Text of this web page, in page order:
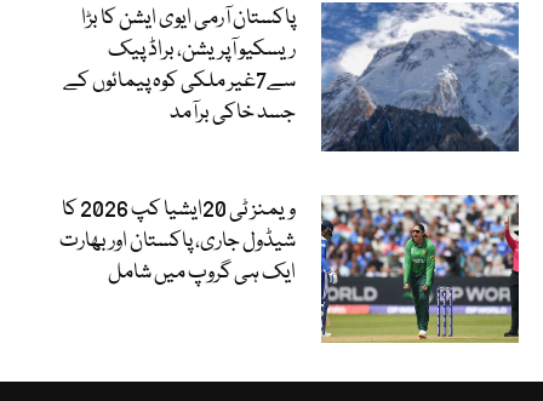
پاکستان آرمی ایوی ایشن کا بڑا
ریسکیو آپریشن، براڈ پیک
سے7غیر ملکی کوہ پیمائوں کے
جسد خاکی برآمد
ویمنز ٹی 20ایشیا کپ 2026 کا
شیڈول جاری، پاکستان اور بھارت
ایک ہی گروپ میں شامل